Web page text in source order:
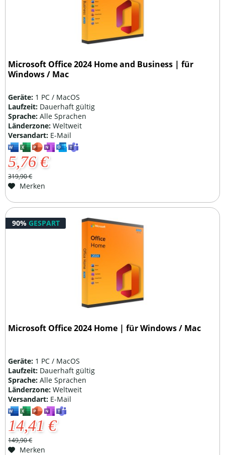
Microsoft Office 2024 Home and Business | für
Windows / Mac
Geräte: 1 PC / MacOS
Laufzeit: Dauerhaft gültig
Sprache:Alle Sprachen
Länderzone:Weltweit
Versandart: E-Mail
5,76 €
319,90 €
Merken
90% GESPART
Microsoft Office 2024 Home | für Windows / Mac
Geräte: 1 PC / MacOS
Laufzeit: Dauerhaft gültig
Sprache:Alle Sprachen
Länderzone:Weltweit
Versandart: E-Mail
14,41 €
149,90 €
Merken